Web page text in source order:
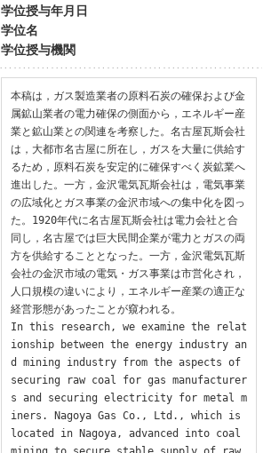
学位授与年月日
学位名
学位授与機関
本稿は，ガス製造業者の原料石炭の確保および金
属鉱山業者の電力確保の側面から，エネルギー産
業と鉱山業との関連を考察した。名古屋瓦斯会社
は，大都市名古屋に所在し，ガスを大量に供給す
るため，原料石炭を安定的に確保すべく炭鉱業へ
進出した。一方，金沢電気瓦斯会社は，電気事業
の広域化とガス事業の金沢市域への集中化を図っ
た。1920年代に名古屋瓦斯会社は電力会社と合
同し，名古屋では巨大民間企業が電力とガスの両
方を供給することとなった。一方，金沢電気瓦斯
会社の金沢市域の電気・ガス事業は市営化され，
人口規模の違いにより，エネルギー産業の適正な
経営形態があったことが窺われる。
In this research, we examine the relat
ionship between the energy industry an
d mining industry from the aspects of
securing raw coal for gas manufacturer
s and securing electricity for metal m
iners. Nagoya Gas Co., Ltd., which is
located in Nagoya, advanced into coal